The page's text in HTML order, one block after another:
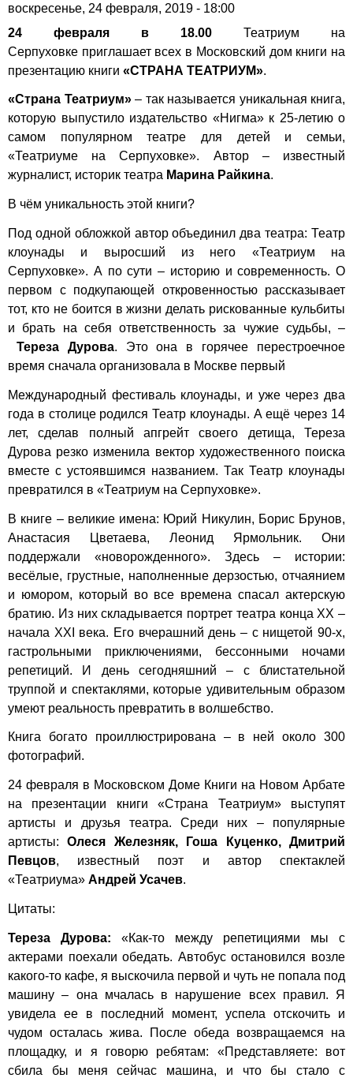
воскресенье, 24 февраля, 2019 - 18:00
24 февраля в 18.00
Театриум на
Серпуховке приглашает всех в Московский дом книги на
презентацию книги «СТРАНА ТЕАТРИУМ».
«Страна Театриум»– так называется уникальная книга,
которую выпустило издательство «Нигма» к 25-летию о
самом популярном театре для детей и семьи,
«Театриуме на Серпуховке». Автор – известный
журналист, историк театра Марина Райкина.
В чём уникальность этой книги?
Под одной обложкой автор объединил два театра: Театр
клоунады и выросший из него «Театриум на
Серпуховке». А по сути – историю и современность. О
первом с подкупающей откровенностью рассказывает
тот, кто не боится в жизни делать рискованные кульбиты
и брать на себя ответственность за чужие судьбы, –
Тереза Дурова. Это она в горячее перестроечное
время сначала организовала в Москве первый
Международный фестиваль клоунады, и уже через два
года в столице родился Театр клоунады. А ещё через 14
лет, сделав полный апгрейт своего детища, Тереза
Дурова резко изменила вектор художественного поиска
вместе с устоявшимся названием. Так Театр клоунады
превратился в «Театриум на Серпуховке».
В книге – великие имена: Юрий Никулин, Борис Брунов,
Анастасия Цветаева, Леонид Ярмольник. Они
поддержали «новорожденного». Здесь – истории:
весёлые, грустные, наполненные дерзостью, отчаянием
и юмором, который во все времена спасал актерскую
братию. Из них складывается портрет театра конца ХХ –
начала XXI века. Его вчерашний день – с нищетой 90-х,
гастрольными приключениями, бессонными ночами
репетиций. И день сегодняшний – с блистательной
труппой и спектаклями, которые удивительным образом
умеют реальность превратить в волшебство.
Книга богато проиллюстрирована – в ней около 300
фотографий.
24 февраля в Московском Доме Книги на Новом Арбате
на презентации книги «Страна Театриум» выступят
артисты и друзья театра. Среди них – популярные
артисты:Олеся Железняк, Гоша Куценко, Дмитрий
Певцов, известный поэт и автор спектаклей
«Театриума» Андрей Усачев.
Цитаты:
Тереза Дурова: «Как-то между репетициями мы с
актерами поехали обедать. Автобус остановился возле
какого-то кафе, я выскочила первой и чуть не попала под
машину – она мчалась в нарушение всех правил. Я
увидела ее в последний момент, успела отскочить и
чудом осталась жива. После обеда возвращаемся на
площадку, и я говорю ребятам: «Представляете: вот
сбила бы меня сейчас машина, и что бы стало с